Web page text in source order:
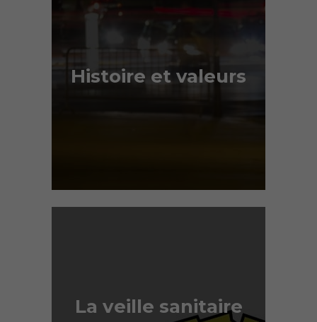
Histoire et valeurs
La veille sanitaire